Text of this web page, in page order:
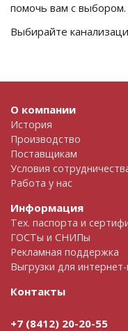
помочь вам с выбором.
Выбирайте
О компании
История
Производство
Поставщикам
Условия
Работа у нас
Информация
Тех. паспорта и
ГОСТы и СНИПы
Рекламная поддержка
Выгрузки для
Контакты
+7 (8412) 20-20-55